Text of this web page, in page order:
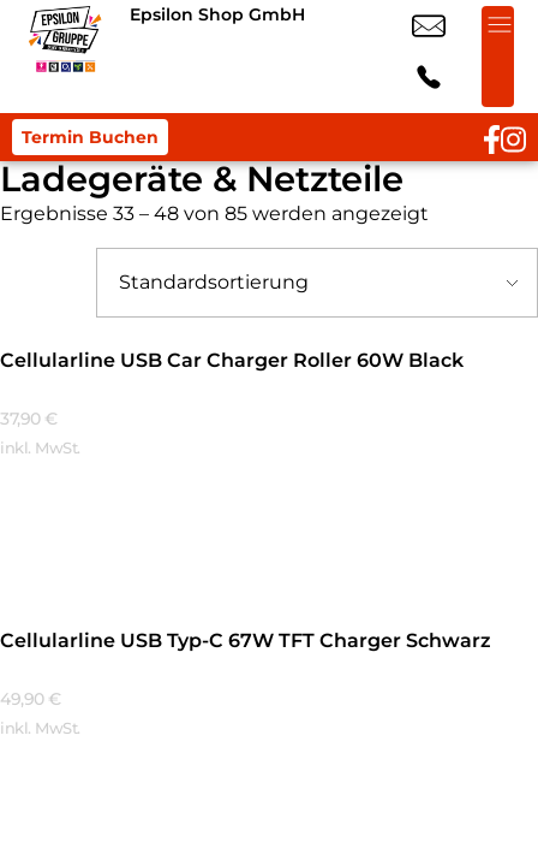
Epsilon Shop GmbH
Termin Buchen
Ladegeräte & Netzteile
Ergebnisse 33 – 48 von 85 werden angezeigt
Cellularline USB Car Charger Roller 60W Black
37,90 €
inkl. MwSt.
Cellularline USB Typ-C 67W TFT Charger Schwarz
49,90 €
inkl. MwSt.